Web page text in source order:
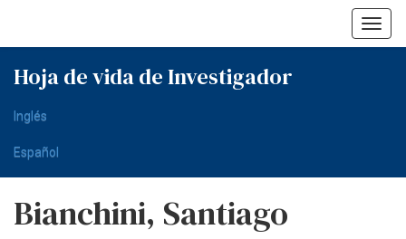
Hoja de vida de Investigador
Inglés
Español
Bianchini, Santiago